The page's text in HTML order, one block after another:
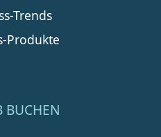
Trends
Produkte
BUCHEN